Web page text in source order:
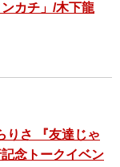
カチ」/木下龍
りさ 『友達じゃ
念トークイベン